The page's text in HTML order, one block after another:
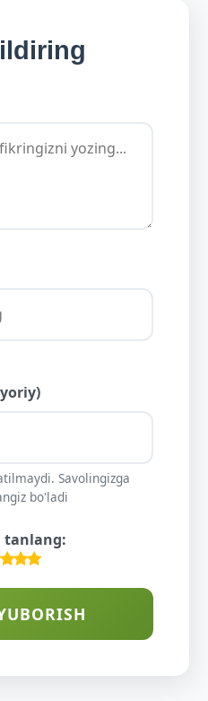
Savolingizga
bo'ladi
tanlang: